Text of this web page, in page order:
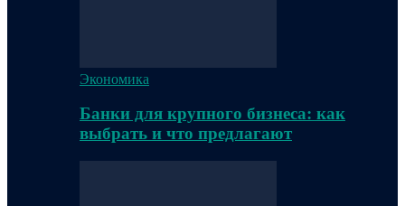
Экономика
Банки для крупного бизнеса: как
выбрать и что предлагают